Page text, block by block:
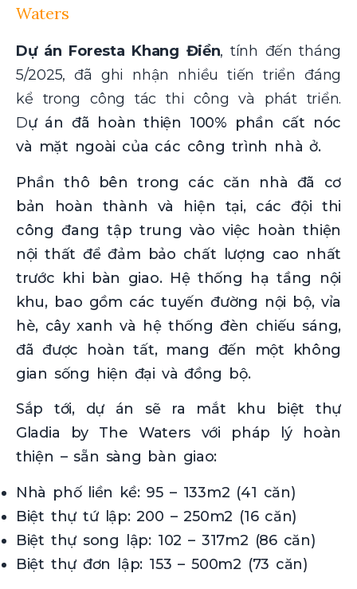
Waters
Dự án Foresta Khang Điền, tính đến tháng
5/2025, đã ghi nhận nhiều tiến triển đáng
kể trong công tác thi công và phát triển.
Dự án đã hoàn thiện 100% phần cất nóc
và mặt ngoài của các công trình nhà ở.
Phần thô bên trong các căn nhà đã cơ
bản hoàn thành và hiện tại, các đội thi
công đang tập trung vào việc hoàn thiện
nội thất để đảm bảo chất lượng cao nhất
trước khi bàn giao. Hệ thống hạ tầng nội
khu, bao gồm các tuyến đường nội bộ, vỉa
hè, cây xanh và hệ thống đèn chiếu sáng,
đã được hoàn tất, mang đến một không
gian sống hiện đại và đồng bộ.
Sắp tới, dự án sẽ ra mắt khu biệt thự
Gladia by The Waters với pháp lý hoàn
thiện – sẵn sàng bàn giao:
Nhà phố liền kề: 95 – 133m2 (41 căn)
Biệt thự tứ lập: 200 – 250m2 (16 căn)
Biệt thự song lập: 102 – 317m2 (86 căn)
Biệt thự đơn lập: 153 – 500m2 (73 căn)